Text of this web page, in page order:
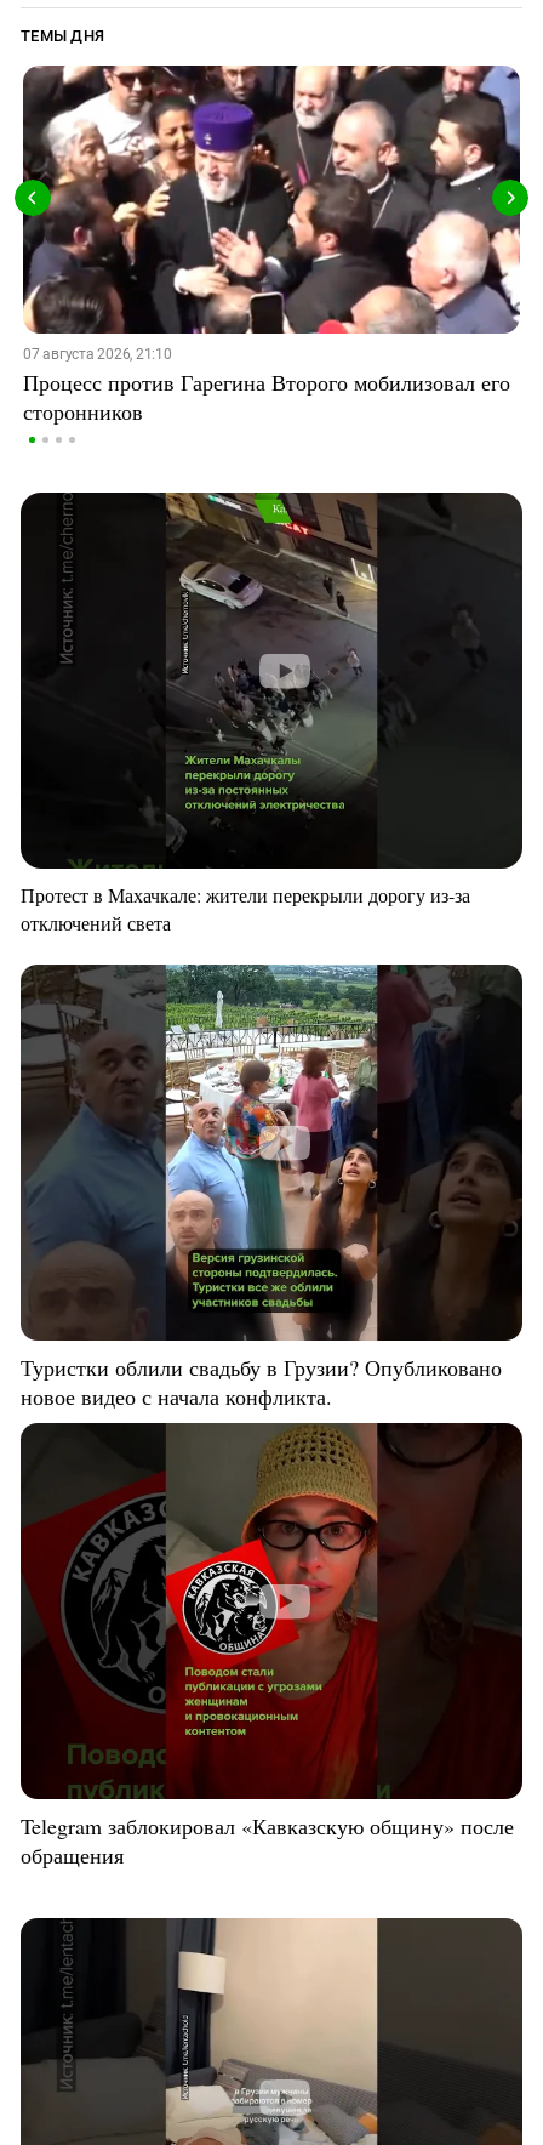
ТЕМЫ ДНЯ
07 августа 2026, 21:10
Процесс против Гарегина Второго мобилизовал его
сторонников
Протест в Махачкале: жители перекрыли дорогу из-за
отключений света
Туристки облили свадьбу в Грузии? Опубликовано
новое видео с начала конфликта.
Telegram заблокировал «Кавказскую общину» после
обращения